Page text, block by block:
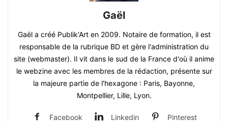
Gaël
Gaël a créé Publik'Art en 2009. Notaire de formation, il est
responsable de la rubrique BD et gère l'administration du
site (webmaster). Il vit dans le sud de la France d'où il anime
le webzine avec les membres de la rédaction, présente sur
la majeure partie de l'hexagone : Paris, Bayonne,
Montpellier, Lille, Lyon.
Facebook Linkedin Pinterest